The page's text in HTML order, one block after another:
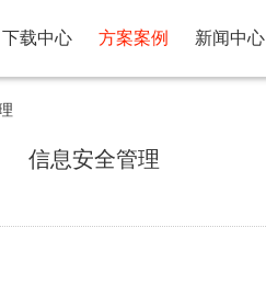
下载中心 方案案例 新闻中心
信息安全管理